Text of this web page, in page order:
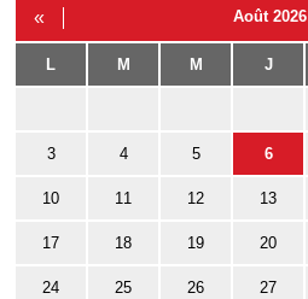
« Août 2026
L M M J
3 4 5 6
10 11 12 13
17 18 19 20
24 25 26 27